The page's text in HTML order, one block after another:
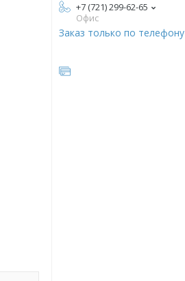
+7 (721) 299-62-65
Офис
Заказ только по телефону